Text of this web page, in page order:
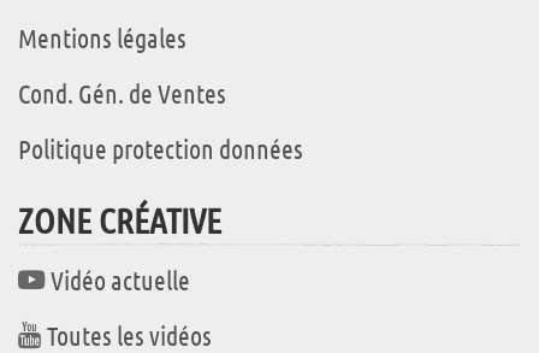
Mentions légales
Cond. Gén. de Ventes
Politique protection données
ZONE CRÉATIVE
Vidéo actuelle
Toutes les vidéos